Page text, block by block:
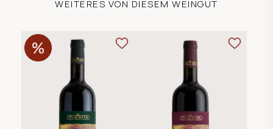
WEITERES VON DIESEM WEINGUT